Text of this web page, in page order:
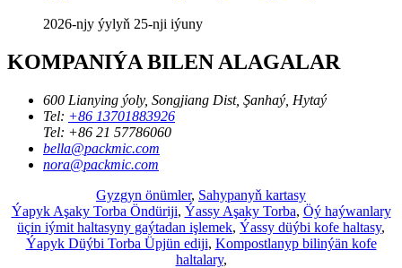
2026-njy ýylyň 25-nji iýuny
KOMPANIÝA BILEN ALAGALAR
600 Lianying ýoly, Songjiang Dist, Şanhaý, Hytaý
Tel: +86 13701883926
Tel: +86 21 57786060
bella@packmic.com
nora@packmic.com
Gyzgyn önümler, Sahypanyň kartasy
Ýapyk Aşaky Torba Öndüriji, Ýassy Aşaky Torba, Öý haýwanlary
üçin iýmit haltasyny gaýtadan işlemek, Ýassy düýbi kofe haltasy,
Ýapyk Düýbi Torba Üpjün ediji, Kompostlanyp bilinýän kofe
haltalary,